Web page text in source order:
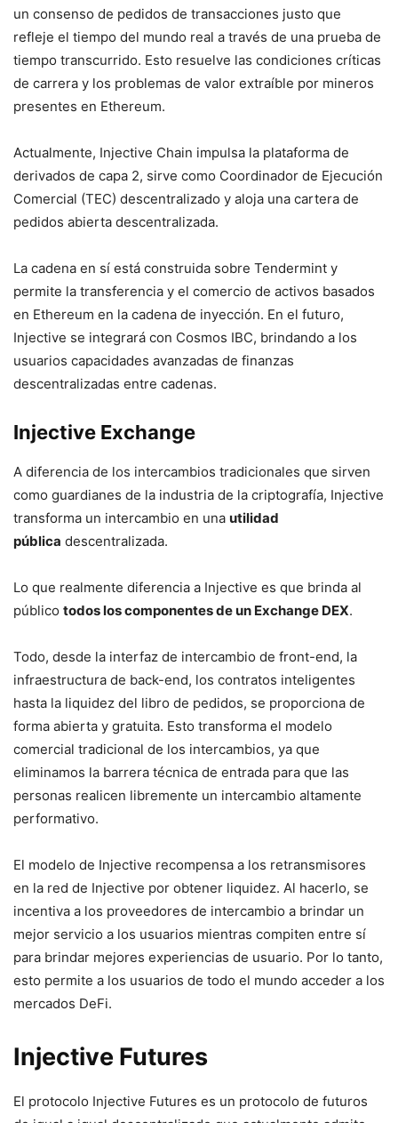
un consenso de pedidos de transacciones justo que
refleje el tiempo del mundo real a través de una prueba de
tiempo transcurrido. Esto resuelve las condiciones críticas
de carrera y los problemas de valor extraíble por mineros
presentes en Ethereum.
Actualmente, Injective Chain impulsa la plataforma de
derivados de capa 2, sirve como Coordinador de Ejecución
Comercial (TEC) descentralizado y aloja una cartera de
pedidos abierta descentralizada.
La cadena en sí está construida sobre Tendermint y
permite la transferencia y el comercio de activos basados ​​
en Ethereum en la cadena de inyección. En el futuro,
Injective se integrará con Cosmos IBC, brindando a los
usuarios capacidades avanzadas de finanzas
descentralizadas entre cadenas.
Injective Exchange
A diferencia de los intercambios tradicionales que sirven
como guardianes de la industria de la criptografía, Injective
transforma un intercambio en una utilidad
pública descentralizada.
Lo que realmente diferencia a Injective es que brinda al
público todos los componentes de un Exchange DEX.
Todo, desde la interfaz de intercambio de front-end, la
infraestructura de back-end, los contratos inteligentes
hasta la liquidez del libro de pedidos, se proporciona de
forma abierta y gratuita. Esto transforma el modelo
comercial tradicional de los intercambios, ya que
eliminamos la barrera técnica de entrada para que las
personas realicen libremente un intercambio altamente
performativo.
El modelo de Injective recompensa a los retransmisores
en la red de Injective por obtener liquidez. Al hacerlo, se
incentiva a los proveedores de intercambio a brindar un
mejor servicio a los usuarios mientras compiten entre sí
para brindar mejores experiencias de usuario. Por lo tanto,
esto permite a los usuarios de todo el mundo acceder a los
mercados DeFi.
Injective Futures
El protocolo Injective Futures es un protocolo de futuros